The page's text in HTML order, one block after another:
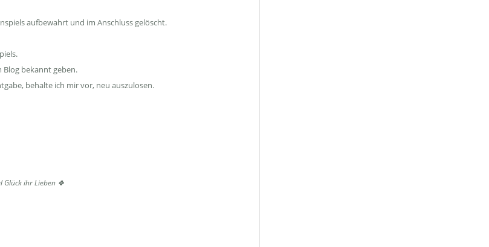
aufbewahrt und im Anschluss gelöscht.
Blog bekannt geben.
behalte ich mir vor, neu auszulosen.
Glück ihr Lieben 🍀